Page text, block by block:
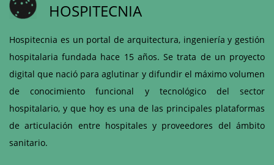
HOSPITECNIA
Hospitecnia es un portal de arquitectura, ingeniería y gestión
hospitalaria fundada hace 15 años. Se trata de un proyecto
digital que nació para aglutinar y difundir el máximo volumen
de conocimiento funcional y tecnológico del sector
hospitalario, y que hoy es una de las principales plataformas
de articulación entre hospitales y proveedores del ámbito
sanitario.